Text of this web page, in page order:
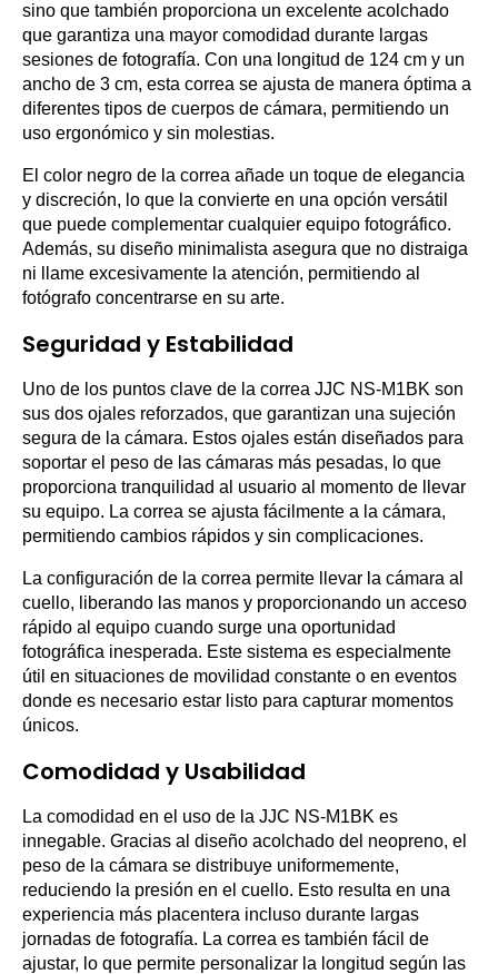
sino que también proporciona un excelente acolchado
que garantiza una mayor comodidad durante largas
sesiones de fotografía. Con una longitud de 124 cm y un
ancho de 3 cm, esta correa se ajusta de manera óptima a
diferentes tipos de cuerpos de cámara, permitiendo un
uso ergonómico y sin molestias.
El color negro de la correa añade un toque de elegancia
y discreción, lo que la convierte en una opción versátil
que puede complementar cualquier equipo fotográfico.
Además, su diseño minimalista asegura que no distraiga
ni llame excesivamente la atención, permitiendo al
fotógrafo concentrarse en su arte.
Seguridad y Estabilidad
Uno de los puntos clave de la correa JJC NS-M1BK son
sus dos ojales reforzados, que garantizan una sujeción
segura de la cámara. Estos ojales están diseñados para
soportar el peso de las cámaras más pesadas, lo que
proporciona tranquilidad al usuario al momento de llevar
su equipo. La correa se ajusta fácilmente a la cámara,
permitiendo cambios rápidos y sin complicaciones.
La configuración de la correa permite llevar la cámara al
cuello, liberando las manos y proporcionando un acceso
rápido al equipo cuando surge una oportunidad
fotográfica inesperada. Este sistema es especialmente
útil en situaciones de movilidad constante o en eventos
donde es necesario estar listo para capturar momentos
únicos.
Comodidad y Usabilidad
La comodidad en el uso de la JJC NS-M1BK es
innegable. Gracias al diseño acolchado del neopreno, el
peso de la cámara se distribuye uniformemente,
reduciendo la presión en el cuello. Esto resulta en una
experiencia más placentera incluso durante largas
jornadas de fotografía. La correa es también fácil de
ajustar, lo que permite personalizar la longitud según las